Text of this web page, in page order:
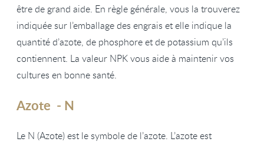
être de grand aide. En règle générale, vous la trouverez
indiquée sur l’emballage des engrais et elle indique la
quantité d’azote, de phosphore et de potassium qu’ils
contiennent. La valeur NPK vous aide à maintenir vos
cultures en bonne santé.
Azote - N
Le N (Azote) est le symbole de l’azote. L’azote est